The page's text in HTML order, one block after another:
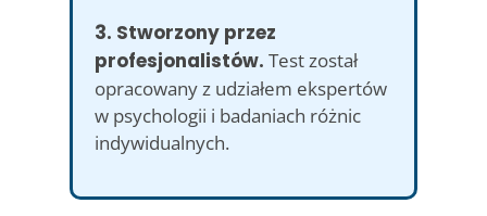
3. Stworzony przez
profesjonalistów. Test został
opracowany z udziałem ekspertów
w psychologii i badaniach różnic
indywidualnych.